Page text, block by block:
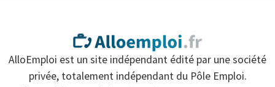
AlloEmploi est un site indépendant édité par une société
privée, totalement indépendant du Pôle Emploi.